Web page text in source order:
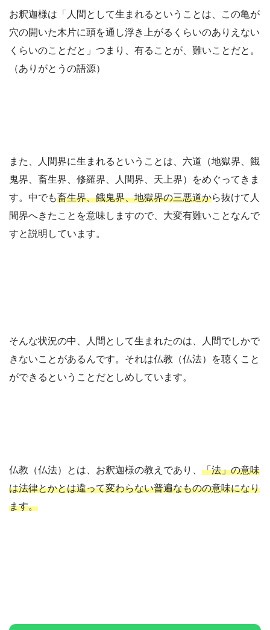
お釈迦様は「人間として生まれるということは、この亀が
穴の開いた木片に頭を通し浮き上がるくらいのありえない
くらいのことだと」つまり、有ることが、難いことだと。
（ありがとうの語源）
また、人間界に生まれるということは、六道（地獄界、餓
鬼界、畜生界、修羅界、人間界、天上界）をめぐってきま
す。中でも畜生界、餓鬼界、地獄界の三悪道から抜けて人
間界へきたことを意味しますので、大変有難いことなんで
すと説明しています。
そんな状況の中、人間として生まれたのは、人間でしかで
きないことがあるんです。それは仏教（仏法）を聴くこと
ができるということだとしめしています。
仏教（仏法）とは、お釈迦様の教えであり、 「法」の意味
は法律とかとは違って変わらない普遍なものの意味になり
ます。